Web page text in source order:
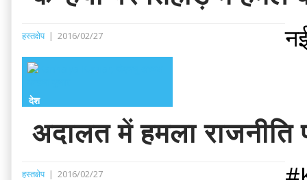
हस्तक्षेप | 2016/02/27
देश
अदालत में हमला
हस्तक्षेप | 2016/02/27